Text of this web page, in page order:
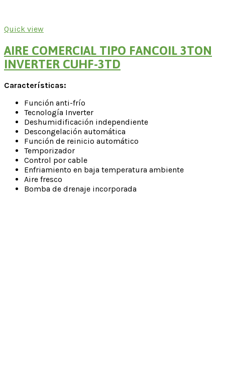
Quick view
AIRE COMERCIAL TIPO FANCOIL 3TON
INVERTER CUHF-3TD
Características:
Función anti-frío
Tecnología Inverter
Deshumidificación independiente
Descongelación automática
Función de reinicio automático
Temporizador
Control por cable
Enfriamiento en baja temperatura ambiente
Aire fresco
Bomba de drenaje incorporada